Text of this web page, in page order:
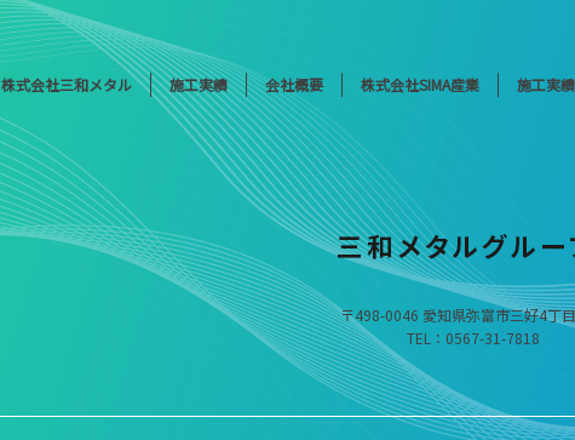
株式会社三和メタル 施工実績 会社概要 株式会社SIMA産業 施工実績
〒498-0046 愛知県弥富市三好4丁
TEL：0567-31-7818